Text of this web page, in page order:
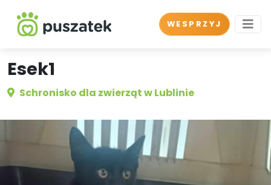
WESPRZYJ
Esek1
Schronisko dla zwierząt w Lublinie